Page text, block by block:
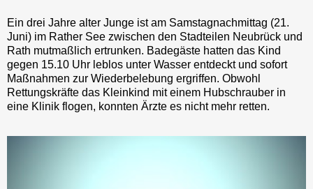
Ein drei Jahre alter Junge ist am Samstagnachmittag (21.
Juni) im Rather See zwischen den Stadteilen Neubrück und
Rath mutmaßlich ertrunken. Badegäste hatten das Kind
gegen 15.10 Uhr leblos unter Wasser entdeckt und sofort
Maßnahmen zur Wiederbelebung ergriffen. Obwohl
Rettungskräfte das Kleinkind mit einem Hubschrauber in
eine Klinik flogen, konnten Ärzte es nicht mehr retten.